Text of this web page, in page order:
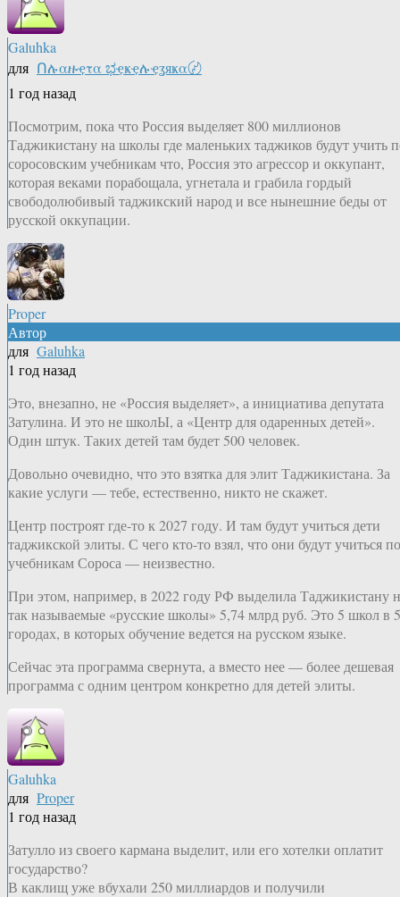
Galuhka
для Ոሉαዙҿτα ಭҿҝҿሉҿʓяҝα〄
1 год назад
Посмотрим, пока что Россия выделяет 800 миллионов
Таджикистану на школы где маленьких таджиков будут учить
соросовским учебникам что, Россия это агрессор и оккупант,
которая веками порабощала, угнетала и грабила гордый
свободолюбивый таджикский народ и все нынешние беды от
русской оккупации.
Proper
Автор
для Galuhka
1 год назад
Это, внезапно, не «Россия выделяет», а инициатива депутата
Затулина. И это не школЫ, а «Центр для одаренных детей».
Один штук. Таких детей там будет 500 человек.
Довольно очевидно, что это взятка для элит Таджикистана. За
какие услуги — тебе, естественно, никто не скажет.
Центр построят где-то к 2027 году. И там будут учиться дети
таджикской элиты. С чего кто-то взял, что они будут учиться по
учебникам Сороса — неизвестно.
При этом, например, в 2022 году РФ выделила Таджикистану
так называемые «русские школы» 5,74 млрд руб. Это 5 школ в 5
городах, в которых обучение ведется на русском языке.
Сейчас эта программа свернута, а вместо нее — более дешевая
программа с одним центром конкретно для детей элиты.
Galuhka
для Proper
1 год назад
Затулло из своего кармана выделит, или его хотелки оплатит
государство?
В каклищ уже вбухали 250 миллиардов и получили